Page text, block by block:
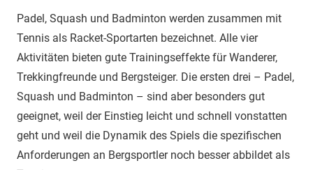
April
Padel, Squash und Badminton werden zusammen mit
Tennis als Racket-Sportarten bezeichnet. Alle vier
Aktivitäten bieten gute Trainingseffekte für Wanderer,
Trekkingfreunde und Bergsteiger. Die ersten drei – Padel,
Squash und Badminton – sind aber besonders gut
geeignet, weil der Einstieg leicht und schnell vonstatten
geht und weil die Dynamik des Spiels die spezifischen
Anforderungen an Bergsportler noch besser abbildet als